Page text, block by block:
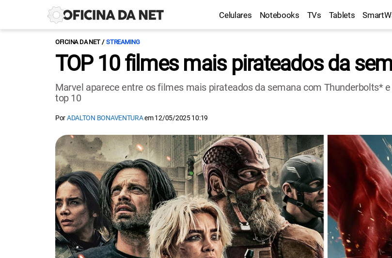
Celulares Notebooks TVs Tablets
OFICINA DA NET STREAMING
TOP 10 filmes mais pirateados da
Marvel aparece entre os filmes mais pirateados da semana com Thunderbolts*
top 10
PorADALTON BONAVENTURAem12/05/2025 10:19